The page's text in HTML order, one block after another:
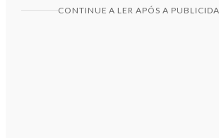
CONTINUE A LER APÓS A